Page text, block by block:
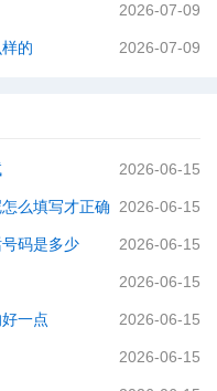
2026-07-09
的 2026-07-09
2026-06-15
么填写才正确 2026-06-15
码是多少 2026-06-15
2026-06-15
一点 2026-06-15
2026-06-15